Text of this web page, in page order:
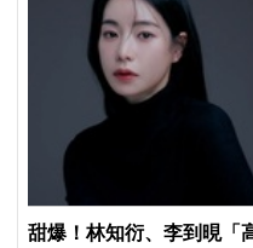
甜爆！林知衍、李到晛「